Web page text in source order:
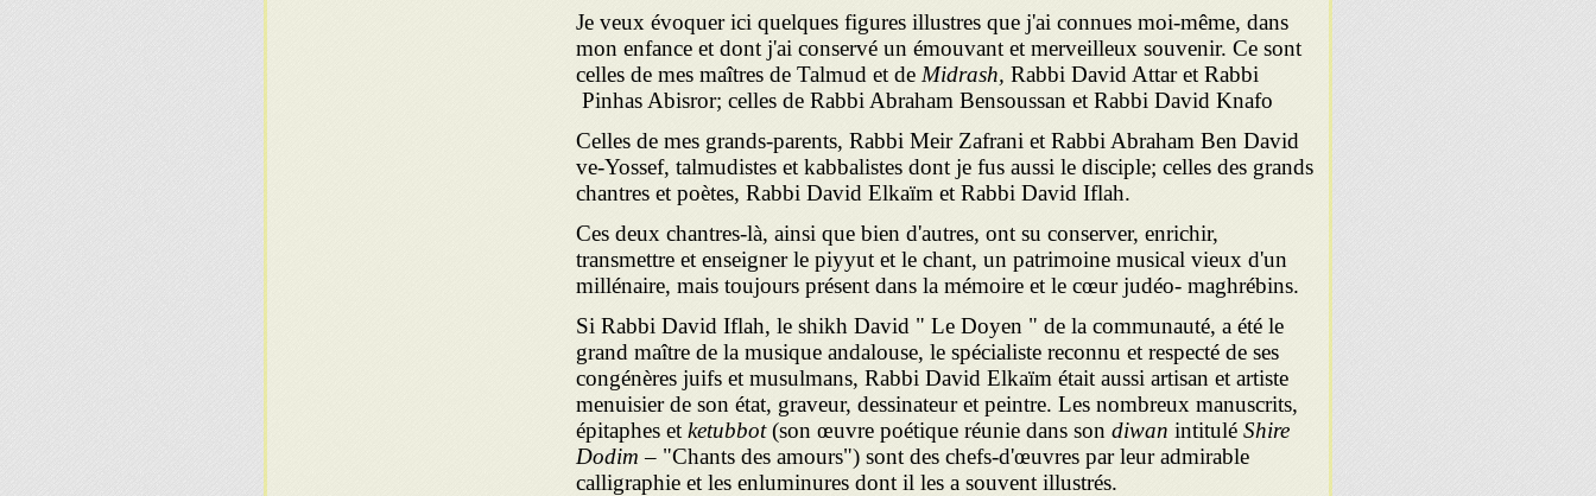
Je veux évoquer ici quelques figures illustres que j'ai connues moi-même, dans
mon enfance et dont j'ai conservé un émouvant et merveilleux souvenir. Ce sont
celles de mes maîtres de Talmud et de Midrash, Rabbi David Attar et Rabbi
Pinhas Abisror; celles de Rabbi Abraham Bensoussan et Rabbi David Knafo
Celles de mes grands-parents, Rabbi Meir Zafrani et Rabbi Abraham Ben David
ve-Yossef, talmudistes et kabbalistes dont je fus aussi le disciple; celles des grands
chantres et poètes, Rabbi David Elkaïm et Rabbi David Iflah.
Ces deux chantres-là, ainsi que bien d'autres, ont su conserver, enrichir,
transmettre et enseigner le piyyut et le chant, un patrimoine musical vieux d'un
millénaire, mais toujours présent dans la mémoire et le cœur judéo- maghrébins.
Si Rabbi David Iflah, le shikh David " Le Doyen " de la communauté, a été le
grand maître de la musique andalouse, le spécialiste reconnu et respecté de ses
congénères juifs et musulmans, Rabbi David Elkaïm était aussi artisan et artiste
menuisier de son état, graveur, dessinateur et peintre. Les nombreux manuscrits,
épitaphes et ketubbot(son œuvre poétique réunie dans son diwan intitulé Shire
Dodim – "Chants des amours") sont des chefs-d'œuvres par leur admirable
calligraphie et les enluminures dont il les a souvent illustrés.